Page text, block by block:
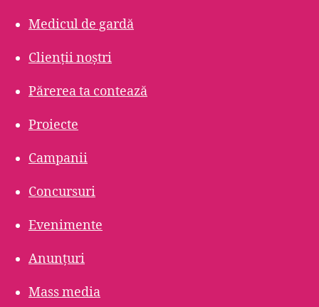
Medicul de gardă
Clienții noștri
Părerea ta contează
Proiecte
Campanii
Concursuri
Evenimente
Anunțuri
Mass media